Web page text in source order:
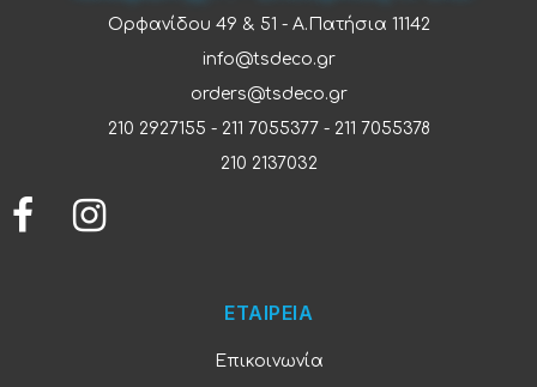
Ορφανίδου 49 & 51 - Α.Πατήσια 11142
info@tsdeco.gr
orders@tsdeco.gr
210 2927155 - 211 7055377- 211 7055378
210 2137032
ΕΤΑΙΡΕΙΑ
Επικοινωνία